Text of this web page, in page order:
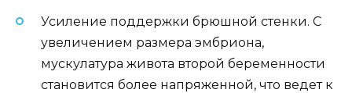
Усиление поддержки брюшной стенки. С
увеличением размера эмбриона,
мускулатура живота второй беременности
становится более напряженной, что ведет к